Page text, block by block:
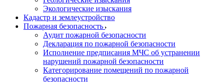
Экологические изыскания
Кадастр и землеустройство
Пожарная безопасность
Аудит пожарной безопасности
Декларация по пожарной безопасности
Исполнение предписания МЧС об устранении
нарушений пожарной безопасности
Категорирование помещений по пожарной
безопасности